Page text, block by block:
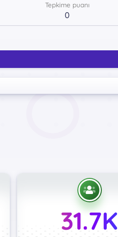
Tepkime puanı
0
31.7K